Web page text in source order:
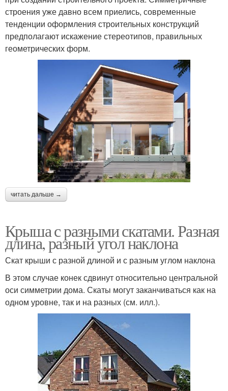
строения уже давно всем приелись, современные
тенденции оформления строительных конструкций
предполагают искажение стереотипов, правильных
геометрических форм.
читать дальше →
Крыша с разными скатами. Разная
длина, разный угол наклона
Скат крыши с разной длиной и с разным углом наклона
В этом случае конек сдвинут относительно центральной
оси симметрии дома. Скаты могут заканчиваться как на
одном уровне, так и на разных (см. илл.).